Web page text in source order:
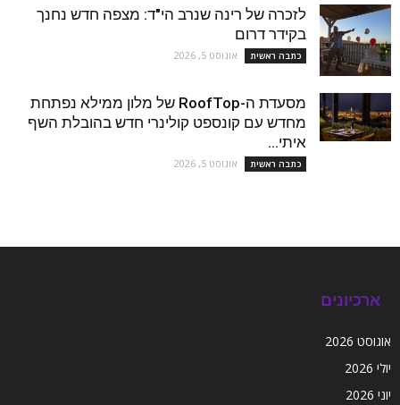
לזכרה של רינה שנרב הי"ד: מצפה חדש נחנך
בקידר דרום
כתבה ראשית אוגוסט 5, 2026
מסעדת ה-RoofTop של מלון ממילא נפתחת
מחדש עם קונספט קולינרי חדש בהובלת השף
איתי...
כתבה ראשית אוגוסט 5, 2026
ארכיונים
אוגוסט 2026
יולי 2026
יוני 2026